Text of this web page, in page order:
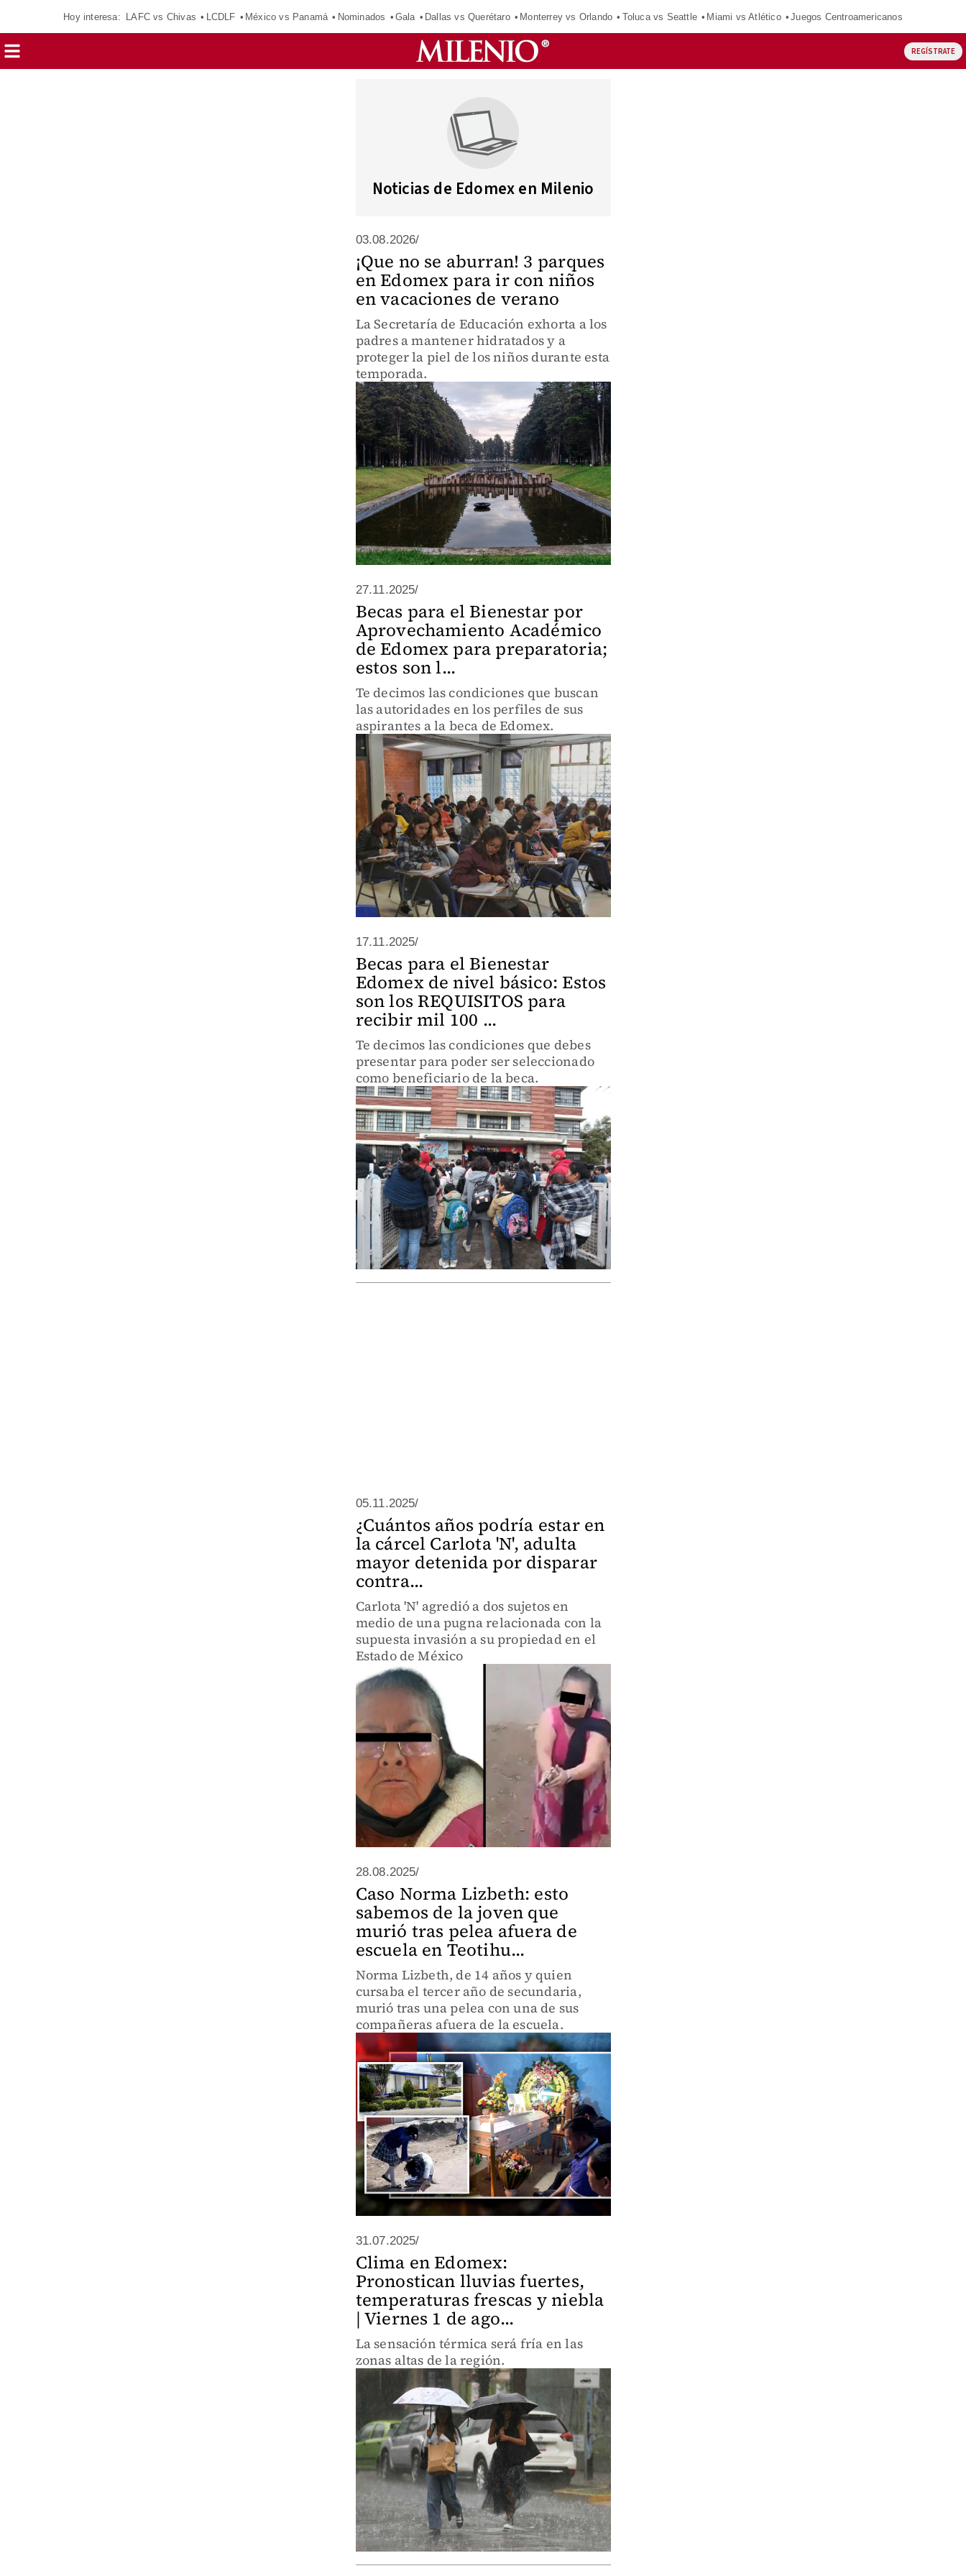
Hoy interesa: LAFC vs Chivas LCDLF México vs Panamá Nominados Gala Dallas vs Querétaro Monterrey vs Orlando Toluca vs Seattle Miami vs Atlético Juegos Centroamericanos
REGÍSTRATE
Noticias de Edomex en Milenio
03.08.2026/
¡Que no se aburran! 3 parques
en Edomex para ir con niños
en vacaciones de verano
La Secretaría de Educación exhorta a los
padres a mantener hidratados y a
proteger la piel de los niños durante esta
temporada.
27.11.2025/
Becas para el Bienestar por
Aprovechamiento Académico
de Edomex para preparatoria;
estos son l...
Te decimos las condiciones que buscan
las autoridades en los perfiles de sus
aspirantes a la beca de Edomex.
17.11.2025/
Becas para el Bienestar
Edomex de nivel básico: Estos
son los REQUISITOS para
recibir mil 100 ...
Te decimos las condiciones que debes
presentar para poder ser seleccionado
como beneficiario de la beca.
05.11.2025/
¿Cuántos años podría estar en
la cárcel Carlota 'N', adulta
mayor detenida por disparar
contra...
Carlota 'N' agredió a dos sujetos en
medio de una pugna relacionada con la
supuesta invasión a su propiedad en el
Estado de México
28.08.2025/
Caso Norma Lizbeth: esto
sabemos de la joven que
murió tras pelea afuera de
escuela en Teotihu...
Norma Lizbeth, de 14 años y quien
cursaba el tercer año de secundaria,
murió tras una pelea con una de sus
compañeras afuera de la escuela.
31.07.2025/
Clima en Edomex:
Pronostican lluvias fuertes,
temperaturas frescas y niebla
| Viernes 1 de ago...
La sensación térmica será fría en las
zonas altas de la región.